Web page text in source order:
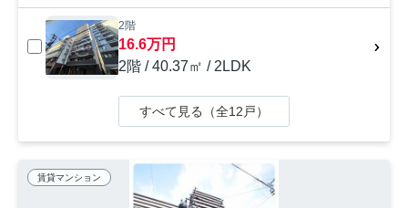
2階
16.6万円
2階 / 40.37㎡ / 2LDK
すべて見る（全12戸）
賃貸マンション